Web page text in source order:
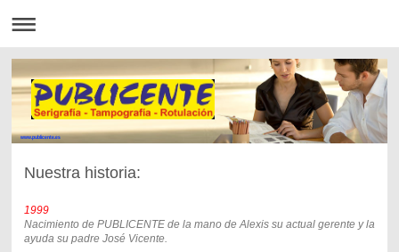
www.publicente.es
Nuestra historia:
1999
Nacimiento de PUBLICENTE de la mano de Alexis su actual gerente y la
ayuda su padre José Vicente.